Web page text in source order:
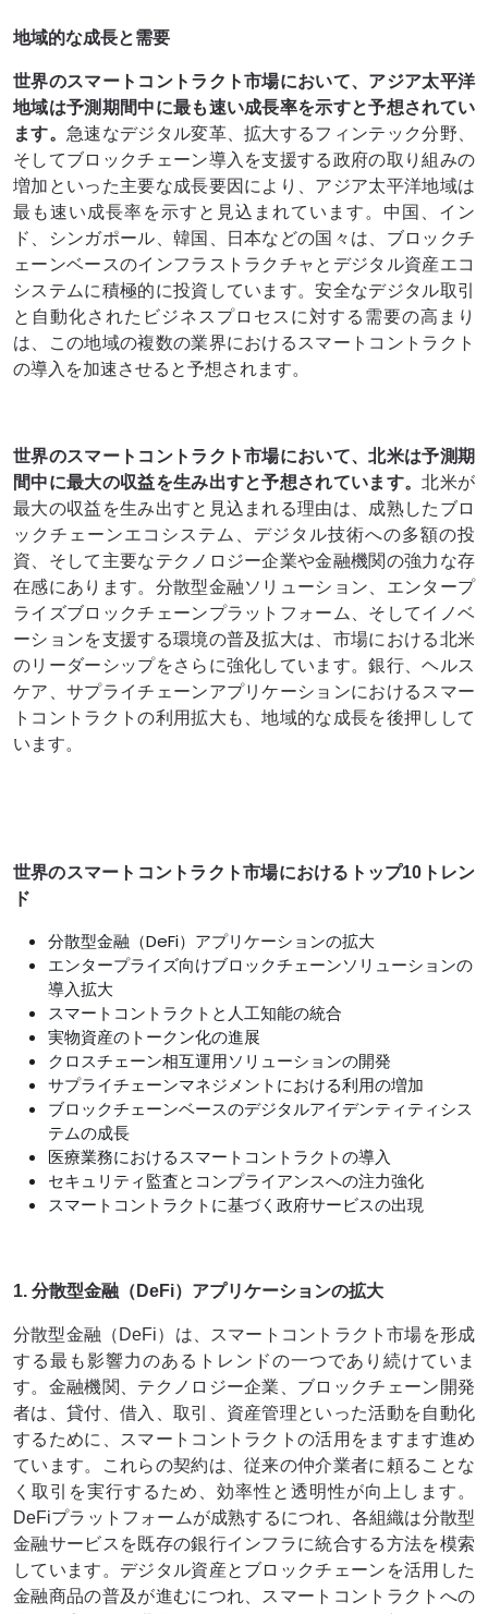
地域的な成長と需要
世界のスマートコントラクト市場において、アジア太平洋
地域は予測期間中に最も速い成長率を示すと予想されてい
ます。 急速なデジタル変革、拡大するフィンテック分野、
そしてブロックチェーン導入を支援する政府の取り組みの
増加といった主要な成長要因により、アジア太平洋地域は
最も速い成長率を示すと見込まれています。中国、イン
ド、シンガポール、韓国、日本などの国々は、ブロックチ
ェーンベースのインフラストラクチャとデジタル資産エコ
システムに積極的に投資しています。安全なデジタル取引
と自動化されたビジネスプロセスに対する需要の高まり
は、この地域の複数の業界におけるスマートコントラクト
の導入を加速させると予想されます。
世界のスマートコントラクト市場において、北米は予測期
間中に最大の収益を生み出すと予想されています。北米が
最大の収益を生み出すと見込まれる理由は、成熟したブロ
ックチェーンエコシステム、デジタル技術への多額の投
資、そして主要なテクノロジー企業や金融機関の強力な存
在感にあります。分散型金融ソリューション、エンタープ
ライズブロックチェーンプラットフォーム、そしてイノベ
ーションを支援する環境の普及拡大は、市場における北米
のリーダーシップをさらに強化しています。銀行、ヘルス
ケア、サプライチェーンアプリケーションにおけるスマー
トコントラクトの利用拡大も、地域的な成長を後押しして
います。
世界のスマートコントラクト市場におけるトップ10トレン
ド
分散型金融（DeFi）アプリケーションの拡大
エンタープライズ向けブロックチェーンソリューションの
導入拡大
スマートコントラクトと人工知能の統合
実物資産のトークン化の進展
クロスチェーン相互運用ソリューションの開発
サプライチェーンマネジメントにおける利用の増加
ブロックチェーンベースのデジタルアイデンティティシス
テムの成長
医療業務におけるスマートコントラクトの導入
セキュリティ監査とコンプライアンスへの注力強化
スマートコントラクトに基づく政府サービスの出現
1. 分散型金融（DeFi）アプリケーションの拡大
分散型金融（DeFi）は、スマートコントラクト市場を形成
する最も影響力のあるトレンドの一つであり続けていま
す。金融機関、テクノロジー企業、ブロックチェーン開発
者は、貸付、借入、取引、資産管理といった活動を自動化
するために、スマートコントラクトの活用をますます進め
ています。これらの契約は、従来の仲介業者に頼ることな
く取引を実行するため、効率性と透明性が向上します。
DeFiプラットフォームが成熟するにつれ、各組織は分散型
金融サービスを既存の銀行インフラに統合する方法を模索
しています。デジタル資産とブロックチェーンを活用した
金融商品の普及が進むにつれ、スマートコントラクトへの